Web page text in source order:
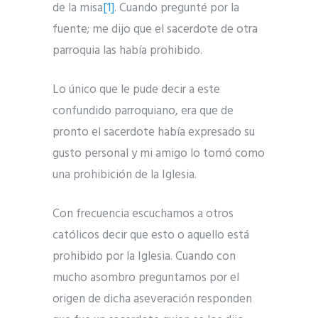
de la misa[1]. Cuando pregunté por la
fuente; me dijo que el sacerdote de otra
parroquia las había prohibido.
Lo único que le pude decir a este
confundido parroquiano, era que de
pronto el sacerdote había expresado su
gusto personal y mi amigo lo tomó como
una prohibición de la Iglesia.
Con frecuencia escuchamos a otros
católicos decir que esto o aquello está
prohibido por la Iglesia. Cuando con
mucho asombro preguntamos por el
origen de dicha aseveración responden